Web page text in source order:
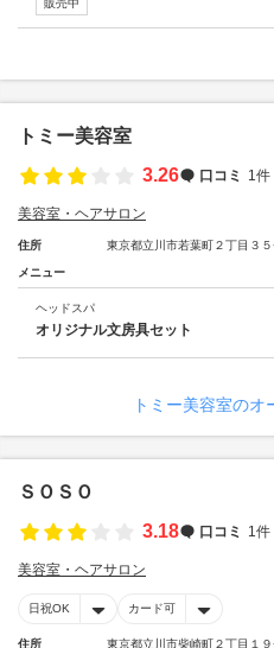
販売中
トミー美容室
3.26
口コミ 1件
美容室・ヘアサロン
住所 東京都立川市若葉町２丁目３５
メニュー
ヘッドスパ
オリジナル文房具セット
トミー美容室のオ
ＳＯＳＯ
3.18
口コミ 1件
美容室・ヘアサロン
日祝OK カード可
住所 東京都立川市柴崎町２丁目１９